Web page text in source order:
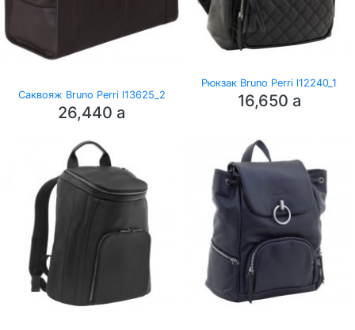
Саквояж Bruno Perri l13625_2
26,440 a
Рюкзак Bruno Perri l12240_1
16,650 a